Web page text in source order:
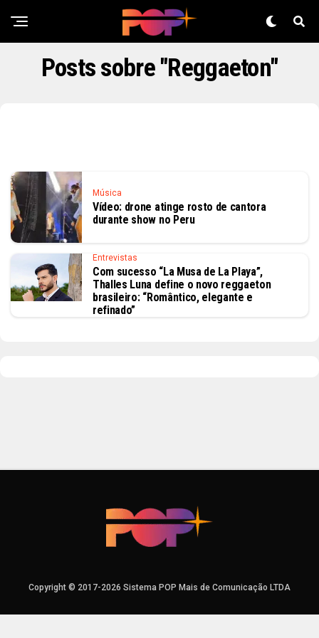
Posts sobre "Reggaeton"
Música
Vídeo: drone atinge rosto de cantora
durante show no Peru
Entrevistas
Com sucesso “La Musa de La Playa”,
Thalles Luna define o novo reggaeton
brasileiro: “Romântico, elegante e
refinado”
Copyright © 2017-2026 Sistema POP Mais de Comunicação LTDA